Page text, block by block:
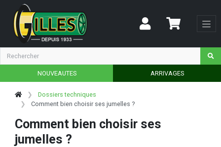
NOUVEAUTES ARRIVAGES
Dossiers techniques
Comment bien choisir ses jumelles ?
Comment bien choisir ses
jumelles ?